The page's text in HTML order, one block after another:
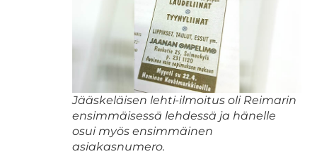
Jääskeläisen lehti-ilmoitus oli Reimarin
ensimmäisessä lehdessä ja hänelle
osui myös ensimmäinen
asiakasnumero.